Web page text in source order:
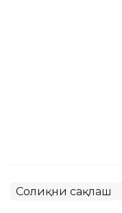
Соғлиқни сақлаш